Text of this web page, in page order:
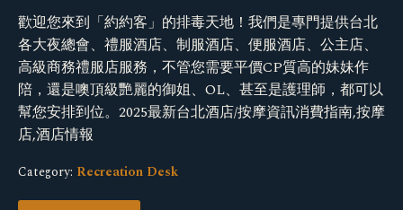
歡迎您來到「約約客」的排毒天地！我們是專門提供台北
各大夜總會、禮服酒店、制服酒店、便服酒店、公主店、
高級商務禮服店服務，不管您需要平價CP質高的妹妹作
陪，還是噢頂級艷麗的御姐、OL、甚至是護理師，都可以
幫您安排到位。2025最新台北酒店/按摩資訊消費指南,按摩
店,酒店情報
Category: Recreation Desk